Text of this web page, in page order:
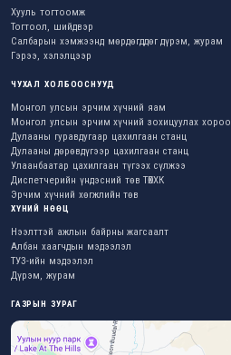
Хууль тогтоомж
Тогтоол, шийдвэр
Салбарын хэмжээнд мөрдөгддөг дүрэм, журам
Гэрээ, хэлэлцээр
ЧУХАЛ ХОЛБООСНУУД
Монгол улсын эрчим хүчний яам
Монгол улсын эрчим хүчний зохицуулах хороо
Дулааны гуравдугаар цахилгаан станц
Дулааны дөрөвдүгээр цахилгаан станц
Улаанбаатар цахилгаан түгээх сүлжээ
Диспетчерийн үндэсний төв ТӨХХК
Эрчим хүчний хөгжлийн төв
ХҮНИЙ НӨӨЦ
Нээлттэй ажлын байрны жагсаалт
Албан хаагчдын мэдээлэл
ТУЗ-ийн мэдээлэл
Дүрэм, журам
ГАЗРЫН ЗУРАГ